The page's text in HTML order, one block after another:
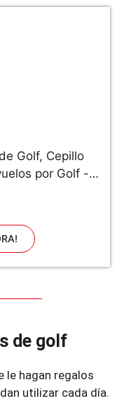
Golf, Cepillo
por Golf -
y los Hoyuelos,
Clip
de golf
hagan regalos
utilizar cada día.